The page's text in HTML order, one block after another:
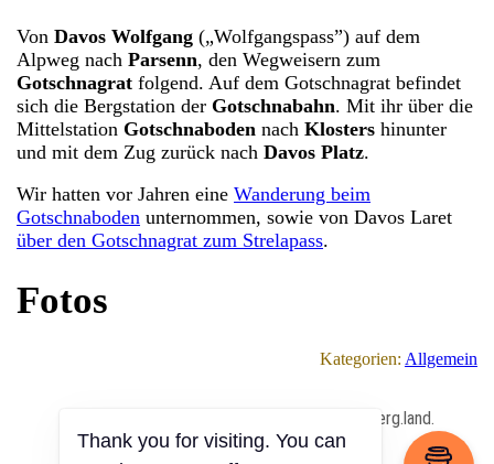
VonDavos Wolfgang („Wolfgangspass”) auf dem
Alpweg nachParsenn, den Wegweisern zum
Gotschnagrat folgend. Auf dem Gotschnagrat befindet
sich die Bergstation der Gotschnabahn. Mit ihr über die
Mittelstation Gotschnaboden nachKlosters hinunter
und mit dem Zug zurück nachDavos Platz.
Wir hatten vor Jahren eineWanderung beim
Gotschnaboden unternommen, sowie von Davos Laret
über den Gotschnagrat zum Strelapass.
Fotos
Kategorien: Allgemein
All Content Copyrighted ⓒ 2013 – 2026 by berg.land.
Thank you for visiting. You can